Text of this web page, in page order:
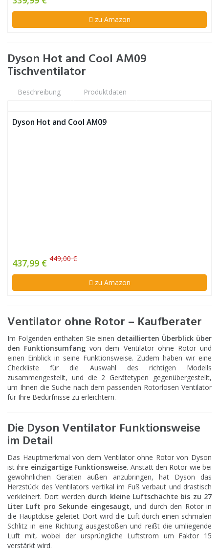
zu Amazon
Dyson Hot and Cool AM09
Tischventilator
Beschreibung Produktdaten
Dyson Hot and Cool AM09
437,99 € 449,00 €
zu Amazon
Ventilator ohne Rotor – Kaufberater
Im Folgenden enthalten Sie einen detaillierten Überblick über
den Funktionsumfang von dem Ventilator ohne Rotor und
einen Einblick in seine Funktionsweise. Zudem haben wir eine
Checkliste für die Auswahl des richtigen Modells
zusammengestellt, und die 2 Gerätetypen gegenübergestellt,
um Ihnen die Suche nach dem passenden Rotorlosen Ventilator
für Ihre Bedürfnisse zu erleichtern.
Die Dyson Ventilator Funktionsweise
im Detail
Das Hauptmerkmal von dem Ventilator ohne Rotor von Dyson
ist ihre einzigartige Funktionsweise. Anstatt den Rotor wie bei
gewöhnlichen Geräten außen anzubringen, hat Dyson das
Herzstück des Ventilators vertikal im Fuß verbaut und drastisch
verkleinert. Dort werden durch kleine Luftschächte bis zu 27
Liter Luft pro Sekunde eingesaugt, und durch den Rotor in
die Hauptdüse geleitet. Dort wird die Luft durch einen schmalen
Schlitz in eine Richtung ausgestoßen und reißt die umliegende
Luft mit, wobei der ursprüngliche Luftstrom um Faktor 15
verstärkt wird.